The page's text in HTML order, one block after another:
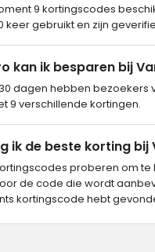
9 kortingscodes
keer gebruikt en zijn
kan ik besparen bij
dagen hebben bezoekers
9 verschillende kortingen.
ik de beste korting bij
proberen om
de code die wordt
kortingscode hebt